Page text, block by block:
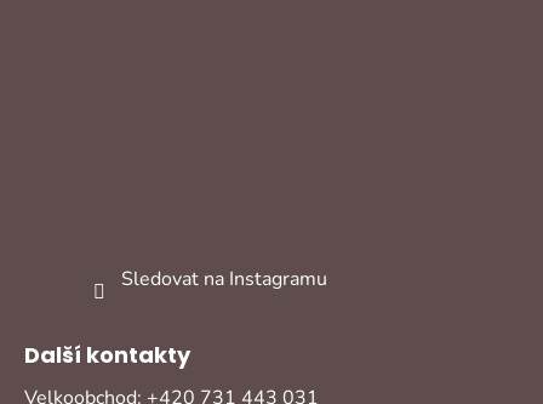
Sledovat na Instagramu
Další kontakty
Velkoobchod: +420 731 443 031